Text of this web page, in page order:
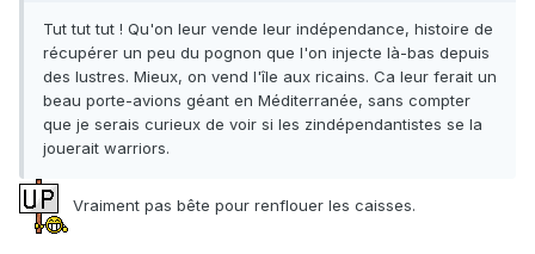
Tut tut tut ! Qu'on leur vende leur indépendance, histoire de
récupérer un peu du pognon que l'on injecte là-bas depuis
des lustres. Mieux, on vend l'île aux ricains. Ca leur ferait un
beau porte-avions géant en Méditerranée, sans compter
que je serais curieux de voir si les zindépendantistes se la
jouerait warriors.
Vraiment pas bête pour renflouer les caisses.